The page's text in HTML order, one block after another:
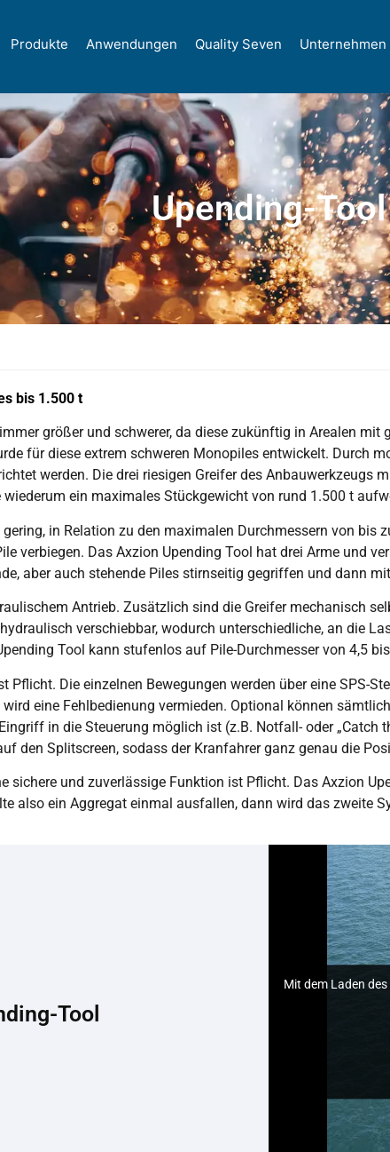
Produkte Anwendungen Quality Seven Unternehmen
Upending-Tool
bis 1.500 t
größer und schwerer, da diese zukünftig in Arealen
für diese extrem schweren Monopiles entwickelt. Durch
werden. Die drei riesigen Greifer des Anbauwerkzeugs
ein maximales Stückgewicht von rund 1.500 t
in Relation zu den maximalen Durchmessern von bis
verbiegen. Das Axzion Upending Tool hat drei Arme und
aber auch stehende Piles stirnseitig gegriffen und dann
Antrieb. Zusätzlich sind die Greifer mechanisch
verschiebbar, wodurch unterschiedliche, an die
Tool kann stufenlos auf Pile-Durchmesser von 4,5
Die einzelnen Bewegungen werden über eine SPS-
eine Fehlbedienung vermieden. Optional können
in die Steuerung möglich ist (z.B. Notfall- oder
den Splitscreen, sodass der Kranfahrer ganz genau die
sichere und zuverlässige Funktion ist Pflicht. Das Axzion
also ein Aggregat einmal ausfallen, dann wird das zweite
Tool
Mit dem Laden